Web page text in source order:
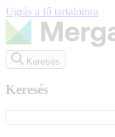
Ugrás a fő tartalomra
Keresés
Keresés